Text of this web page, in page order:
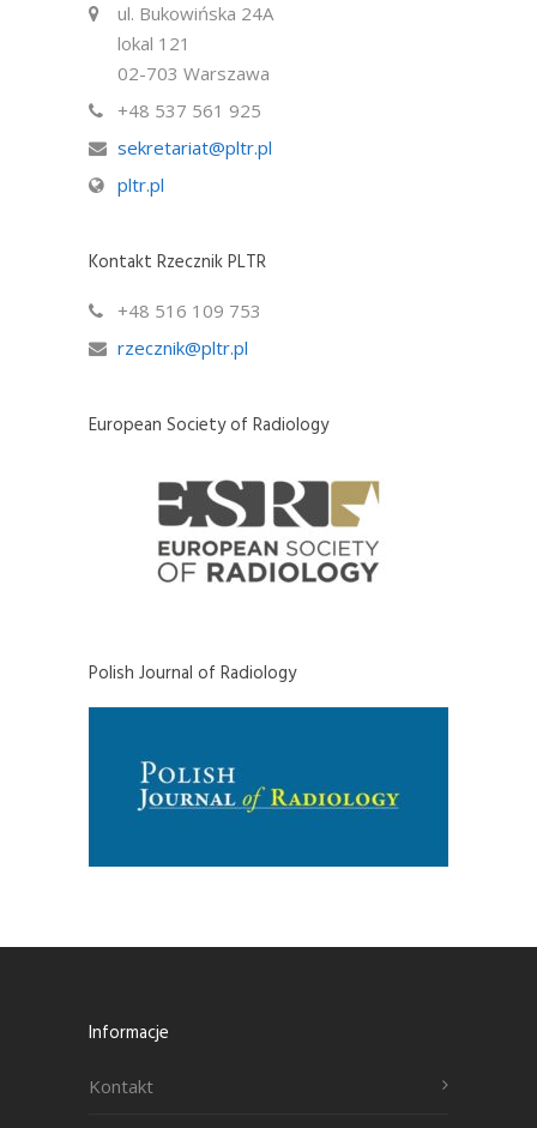
ul. Bukowińska 24A
lokal 121
02-703 Warszawa
+48 537 561 925
sekretariat@pltr.pl
pltr.pl
Kontakt Rzecznik PLTR
+48 516 109 753
rzecznik@pltr.pl
European Society of Radiology
Polish Journal of Radiology
Informacje
Kontakt